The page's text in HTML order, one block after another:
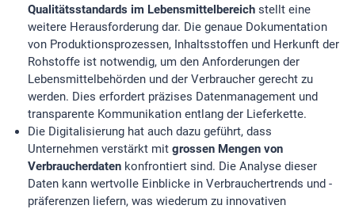
Qualitätsstandards im Lebensmittelbereich stellt eine
weitere Herausforderung dar. Die genaue Dokumentation
von Produktionsprozessen, Inhaltsstoffen und Herkunft der
Rohstoffe ist notwendig, um den Anforderungen der
Lebensmittelbehörden und der Verbraucher gerecht zu
werden. Dies erfordert präzises Datenmanagement und
transparente Kommunikation entlang der Lieferkette.
Die Digitalisierung hat auch dazu geführt, dass
Unternehmen verstärkt mit grossen Mengen von
Verbraucherdaten konfrontiert sind. Die Analyse dieser
Daten kann wertvolle Einblicke in Verbrauchertrends und -
präferenzen liefern, was wiederum zu innovativen